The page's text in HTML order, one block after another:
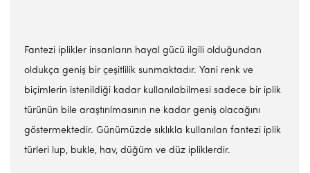
Fantezi iplikler insanların hayal gücü ilgili olduğundan
oldukça geniş bir çeşitlilik sunmaktadır. Yani renk ve
biçimlerin istenildiği kadar kullanılabilmesi sadece bir iplik
türünün bile araştırılmasının ne kadar geniş olacağını
göstermektedir. Günümüzde sıklıkla kullanılan fantezi iplik
türleri lup, bukle, hav, düğüm ve düz ipliklerdir.